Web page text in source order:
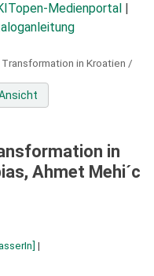
Medienportal
in Kroatien /
in
Ahmet Mehi´c